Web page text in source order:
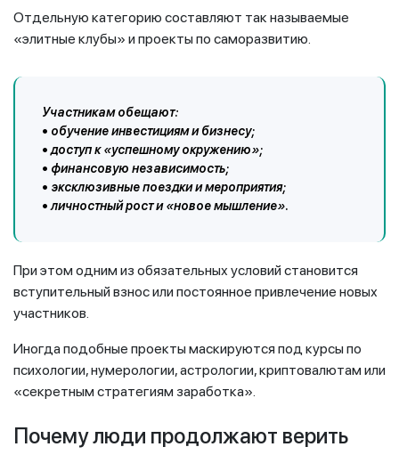
Отдельную категорию составляют так называемые
«элитные клубы» и проекты по саморазвитию.
Участникам обещают:
• обучение инвестициям и бизнесу;
• доступ к «успешному окружению»;
• финансовую независимость;
• эксклюзивные поездки и мероприятия;
• личностный рост и «новое мышление».
При этом одним из обязательных условий становится
вступительный взнос или постоянное привлечение новых
участников.
Иногда подобные проекты маскируются под курсы по
психологии, нумерологии, астрологии, криптовалютам или
«секретным стратегиям заработка».
Почему люди продолжают верить